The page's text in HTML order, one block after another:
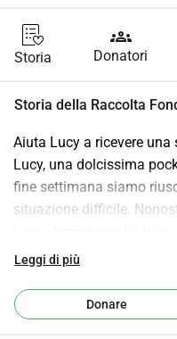
Storia
groups
Donatori
Storia della Raccolta
Aiuta Lucy a ricevere
Lucy, una dolcissima
fine settimana siamo
situazione difficile.
ed è diventata
doveva essere portata
diventato subito chiaro
Leggi di più
Donare